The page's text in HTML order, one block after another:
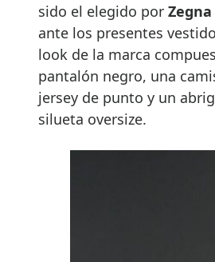
sido el elegido por Zegna
ante los presentes
look de la marca
pantalón negro, una
jersey de punto y un
silueta oversize.